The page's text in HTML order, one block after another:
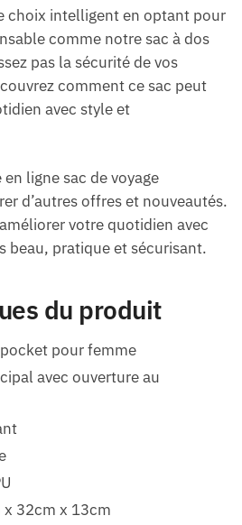
choix intelligent en optant pour
comme notre sac à dos
pas la sécurité de vos
comment ce sac peut
avec style et
ligne sac de voyage
d’autres offres et nouveautés.
votre quotidien avec
beau, pratique et sécurisant.
du produit
pour femme
avec ouverture au
x 32cm x 13cm